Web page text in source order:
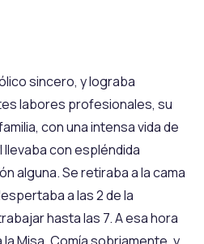
sincero, y lograba
labores profesionales, su
con una intensa vida de
llevaba con espléndida
alguna. Se retiraba a la cama
a las 2 de la
hasta las 7. A esa hora